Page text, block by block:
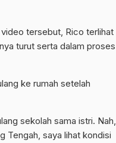
tersebut, Rico terlihat
turut serta dalam proses
ke rumah setelah
sekolah sama istri. Nah,
Tengah, saya lihat kondisi